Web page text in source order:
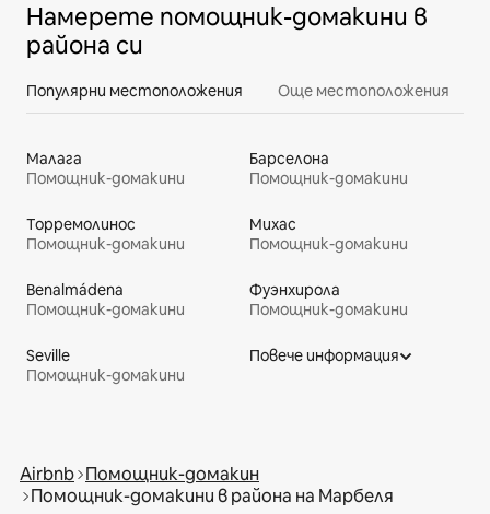
Намерете помощник-домакини в
района си
Популярни местоположения Още местоположения
Малага
Помощник-домакини
Барселона
Помощник-домакини
Торремолинос
Помощник-домакини
Михас
Помощник-домакини
Benalmádena
Помощник-домакини
Фуэнхирoла
Помощник-домакини
Seville
Помощник-домакини
Повече информация
Airbnb Помощник-домакин
Помощник-домакини в района на Марбеля